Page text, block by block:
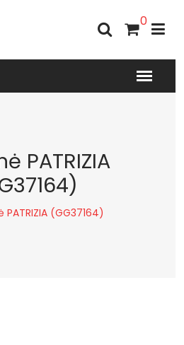
0
PATRIZIA
PATRIZIA (GG37164)